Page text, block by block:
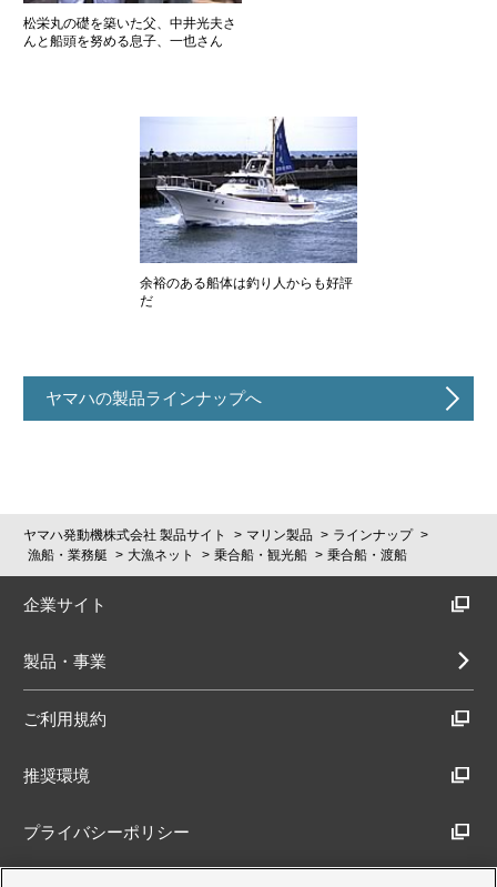
松栄丸の礎を築いた父、中井光夫さ
んと船頭を努める息子、一也さん
余裕のある船体は釣り人からも好評
だ
ヤマハの製品ラインナップへ
ヤマハ発動機株式会社 製品サイト マリン製品
ラインナップ
漁船・業務艇
大漁ネット 乗合船・観光船 乗合船・渡船
企業サイト
製品・事業
ご利用規約
推奨環境
プライバシーポリシー